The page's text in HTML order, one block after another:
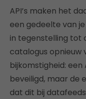
API’s maken het
een gedeelte van
in tegenstelling tot
catalogus opnieuw
bijkomstigheid: een
beveiligd, maar de
dat dit bij